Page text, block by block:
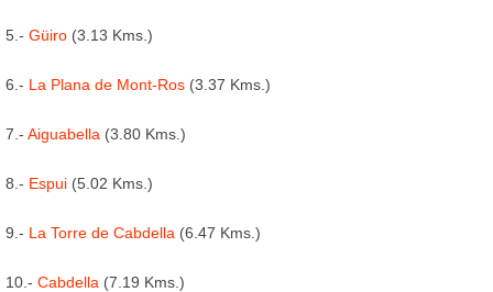
5.- Güiro (3.13 Kms.)
6.- La Plana de Mont-Ros (3.37 Kms.)
7.- Aiguabella (3.80 Kms.)
8.- Espui (5.02 Kms.)
9.- La Torre de Cabdella (6.47 Kms.)
10.- Cabdella (7.19 Kms.)